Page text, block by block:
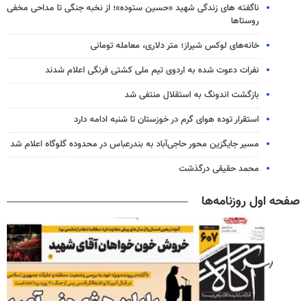
ناگفته های زندگی شهید «حسین ستوده»؛ از نخبه جنگی تا مداحی مخفی
روستاها
خانه‌های لوکس شیراز؛ متر دلاری، معامله تومانی
نفرات دعوت شده به اردوی تیم ملی کشتی فرنگی اعلام شدند
بازگشت اندونگ به استقلال منتفی شد
استقرار توده هوای گرم در خوزستان تا شنبه ادامه دارد
مسیر جایگزین محور حاجی‌آباد به بندرعباس در محدوده گلوگاه اعلام شد
محمد حقیقی درگذشت
صفحه اول روزنامه‌ها